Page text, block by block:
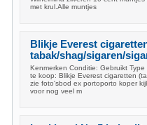
met krul.Alle muntjes
Blikje Everest
tabak/shag/sigaren/
Kenmerken Conditie: Gebruikt
te koop: Blikje Everest cigaretten
zie foto'sbod ex portoporto koper
voor nog veel m